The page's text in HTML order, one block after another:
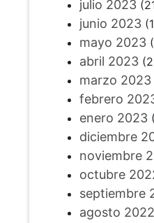
julio 2023
junio 2023
mayo 2023
abril 2023
marzo 2023
febrero
enero 2023
diciembre
noviembre
octubre
septiembre
agosto 2022